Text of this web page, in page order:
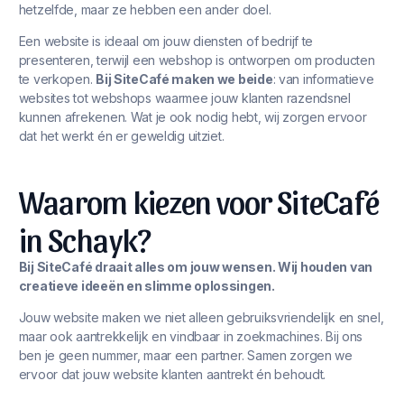
hetzelfde, maar ze hebben een ander doel.
Een website is ideaal om jouw diensten of bedrijf te
presenteren, terwijl een webshop is ontworpen om producten
te verkopen. Bij SiteCafé maken we beide: van informatieve
websites tot webshops waarmee jouw klanten razendsnel
kunnen afrekenen. Wat je ook nodig hebt, wij zorgen ervoor
dat het werkt én er geweldig uitziet.
Waarom kiezen voor SiteCafé
in Schayk?
Bij SiteCafé draait alles om jouw wensen. Wij houden van
creatieve ideeën en slimme oplossingen.
Jouw website maken we niet alleen gebruiksvriendelijk en snel,
maar ook aantrekkelijk en vindbaar in zoekmachines. Bij ons
ben je geen nummer, maar een partner. Samen zorgen we
ervoor dat jouw website klanten aantrekt én behoudt.